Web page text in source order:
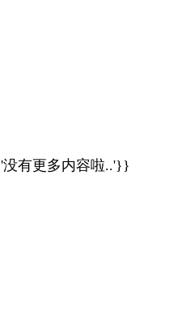
有更多内容啦..'}}